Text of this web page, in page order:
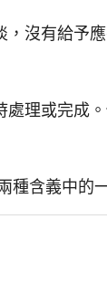
沒有給予
理或完成
種含義中的